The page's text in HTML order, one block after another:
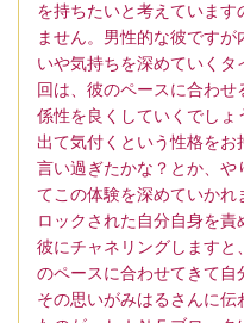
を持ちたいと考えています
ません。男性的な彼です
いや気持ちを深めていく
回は、彼のペースに合わ
係性を良くしていくでしょ
出て気付くという性格を
言い過ぎたかな？とか、や
てこの体験を深めていか
ロックされた自分自身を責
彼にチャネリングしますと
のペースに合わせてきて自
その思いがみはるさんに